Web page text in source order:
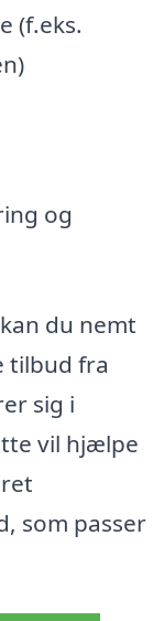
(f.eks.
og
du nemt
tilbud fra
sig i
vil hjælpe
som passer